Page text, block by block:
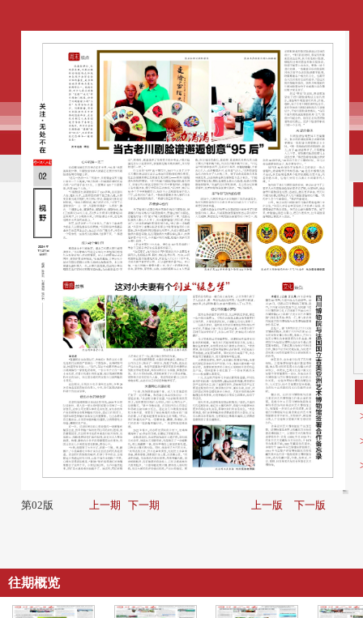
第02版 上一期 下一期 上一版 下一版
往期概览